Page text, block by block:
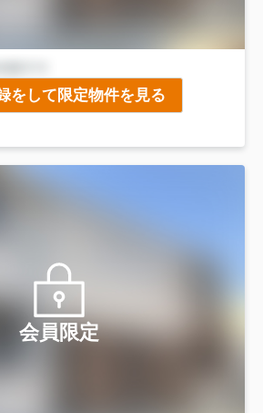
をして限定物件を見る
会員限定